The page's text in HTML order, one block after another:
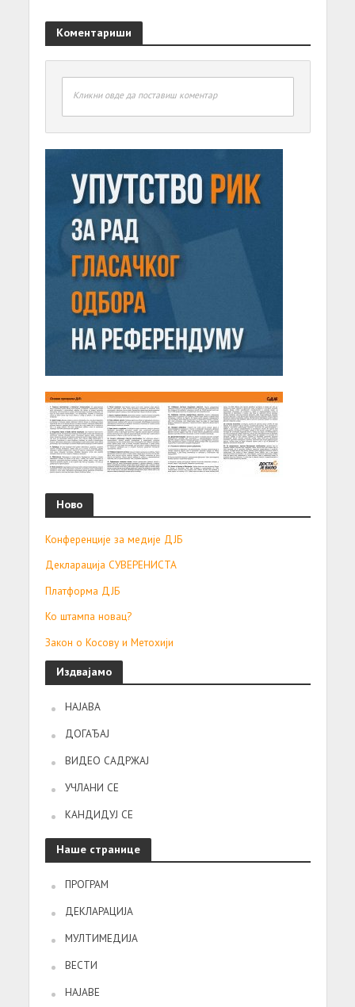
Коментариши
Кликни овде да поставиш коментар
Ново
Конференције за медије ДЈБ
Декларација СУВЕРЕНИСТА
Платформа ДЈБ
Ко штампа новац?
Закон о Косову и Метохији
Издвајамо
НАЈАВА
ДОГАЂАЈ
ВИДЕО САДРЖАЈ
УЧЛАНИ СЕ
КАНДИДУЈ СЕ
Наше странице
ПРОГРАМ
ДЕКЛАРАЦИЈА
МУЛТИМЕДИЈА
ВЕСТИ
НАЈАВЕ